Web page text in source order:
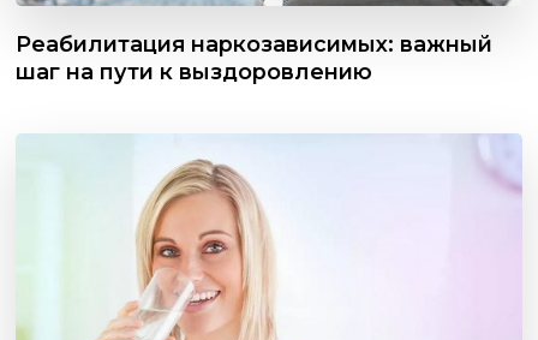
Реабилитация наркозависимых: важный
шаг на пути к выздоровлению